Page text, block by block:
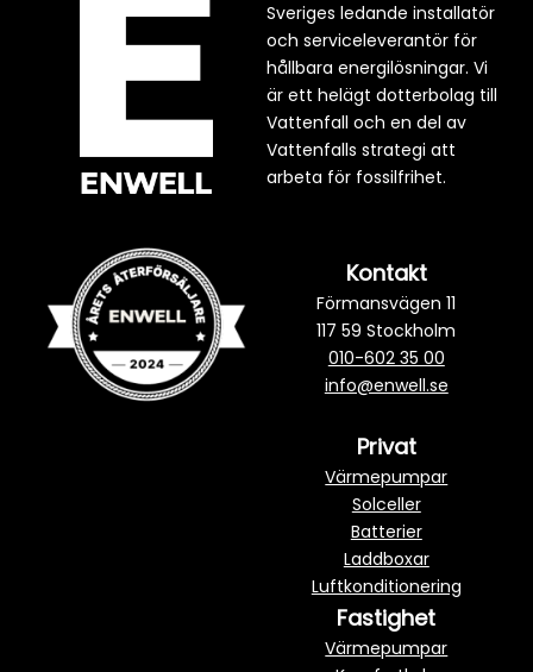
Sveriges ledande installatör
och serviceleverantör för
hållbara energilösningar. Vi
är ett helägt dotterbolag till
Vattenfall och en del av
Vattenfalls strategi att
arbeta för fossilfrihet.
Kontakt
Förmansvägen 11
117 59 Stockholm
010-602 35 00
info@enwell.se
Privat
Värmepumpar
Solceller
Batterier
Laddboxar
Luftkonditionering
Fastighet
Värmepumpar